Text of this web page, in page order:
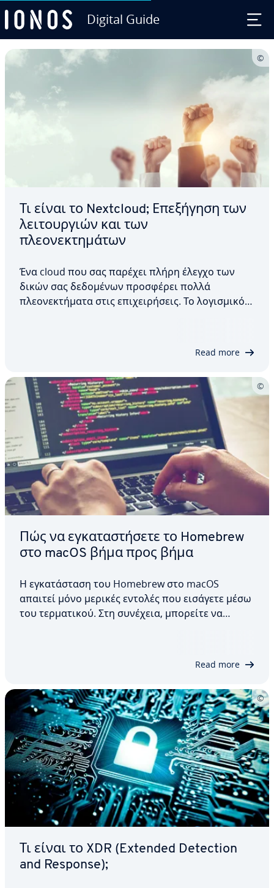
Digital Guide
Τι είναι το Nextcloud; Επεξήγηση των
λειτουργιών και των
πλεονεκτημάτων
Ένα cloud που σας παρέχει πλήρη έλεγχο των
δικών σας δεδομένων προσφέρει πολλά
πλεονεκτήματα στις επιχειρήσεις. Το λογισμικό
Read more
Πώς να εγκαταστήσετε το Homebrew
στο macOS βήμα προς βήμα
Η εγκατάσταση του Homebrew στο macOS
απαιτεί μόνο μερικές εντολές που εισάγετε μέσω
του τερματικού. Στη συνέχεια, μπορείτε να
Read more
Τι είναι το XDR (Extended Detection
and Response);